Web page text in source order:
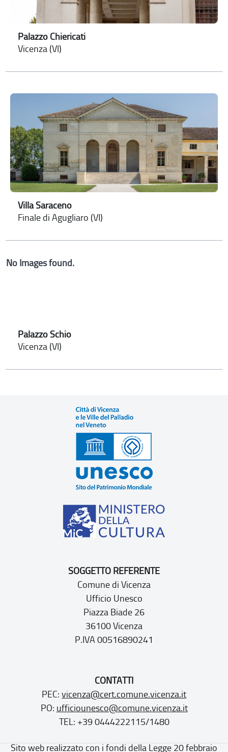
Palazzo Chiericati
Vicenza (VI)
Villa Saraceno
Finale di Agugliaro (VI)
No Images found.
Palazzo Schio
Vicenza (VI)
SOGGETTO REFERENTE
Comune di Vicenza
Ufficio Unesco
Piazza Biade 26
36100 Vicenza
P.IVA 00516890241
CONTATTI
PEC: vicenza@cert.comune.vicenza.it
PO: ufficiounesco@comune.vicenza.it
TEL: +39 0444222115/1480
Sito web realizzato con i fondi della Legge 20 febbraio